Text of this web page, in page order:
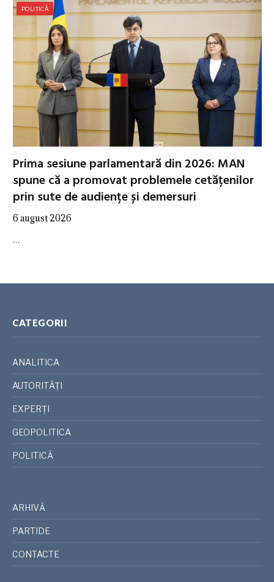
POLITICĂ
Prima sesiune parlamentară din 2026: MAN
spune că a promovat problemele cetățenilor
prin sute de audiențe și demersuri
6 august 2026
…
CATEGORII
ANALITICA
AUTORITĂȚI
EXPERȚI
GEOPOLITICA
POLITICĂ
ARHIVĂ
PARTIDE
CONTACTE